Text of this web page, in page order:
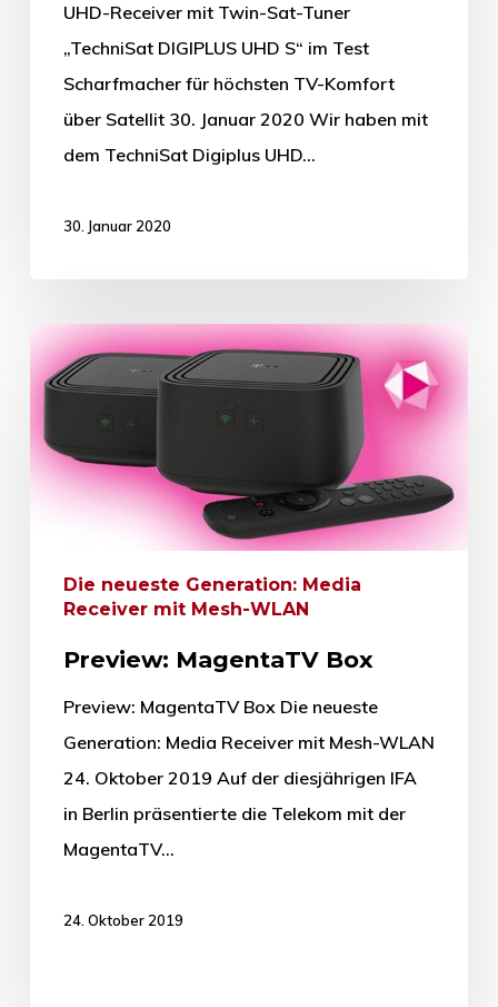
UHD-Receiver mit Twin-Sat-Tuner
„TechniSat DIGIPLUS UHD S“ im Test
Scharfmacher für höchsten TV-Komfort
über Satellit 30. Januar 2020 Wir haben mit
dem TechniSat Digiplus UHD…
30. Januar 2020
Die neueste Generation: Media
Receiver mit Mesh-WLAN
Preview: MagentaTV Box
Preview: MagentaTV Box Die neueste
Generation: Media Receiver mit Mesh-WLAN
24. Oktober 2019 Auf der diesjährigen IFA
in Berlin präsentierte die Telekom mit der
MagentaTV…
24. Oktober 2019